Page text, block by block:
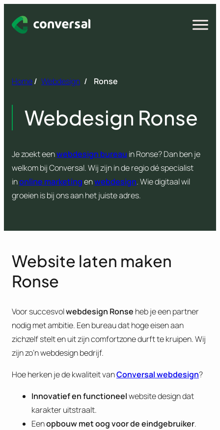
naar
Open
Home/ Webdesign / Ronse
Webdesign Ronse
Je zoekt eenwebdesign bureau in Ronse? Dan ben je
welkom bij Conversal. Wij zijn in de regio dé specialist
inonline marketingenwebdesign. Wie digitaal wil
groeien is bij ons aan het juiste adres.
Website laten maken
Ronse
Voor succesvolwebdesign Ronse heb je een partner
nodig met ambitie. Een bureau dat hoge eisen aan
zichzelf stelt en uit zijn comfortzone durft te kruipen. Wij
zijn zo’n webdesign bedrijf.
Hoe herken je de kwaliteit vanConversal webdesign?
Innovatief en functioneelwebsite design dat
karakter uitstraalt.
Eenopbouw met oog voor de eindgebruiker.